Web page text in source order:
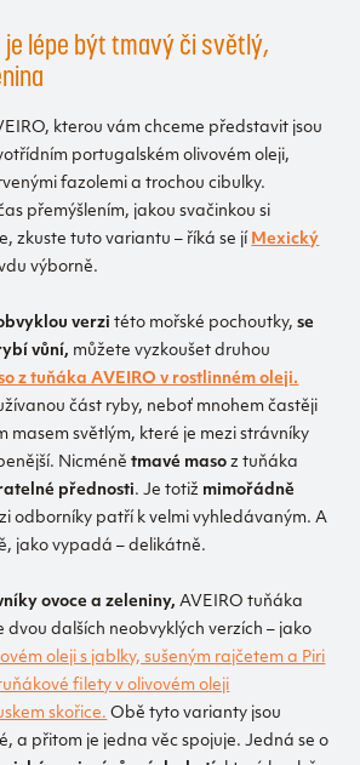
lépe být tmavý či světlý,
kterou vám chceme představit jsou
portugalském olivovém oleji,
fazolemi a trochou cibulky.
přemýšlením, jakou svačinkou si
zkuste tuto variantu – říká se jí Mexický
výborně.
verzi této mořské pochoutky,se
vůní, můžete vyzkoušet druhou
z tuňáka AVEIRO v rostlinném oleji.
část ryby, neboť mnohem častěji
masem světlým, které je mezi strávníky
Nicménětmavé maso z tuňáka
přednosti. Je totiž mimořádně
odborníky patří k velmi vyhledávaným. A
jako vypadá – delikátně.
ovoce a zeleniny, AVEIRO tuňáka
dvou dalších neobvyklých verzích – jako
oleji s jablky, sušeným rajčetem a Piri
filety v olivovém oleji
skořice. Obě tyto varianty jsou
a přitom je jedna věc spojuje. Jedná se o